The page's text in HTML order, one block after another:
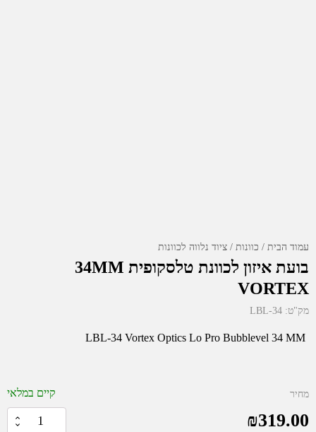
עמוד הבית כוונות ציוד נלווה לכוונות
בועת איזון לכוונת טלסקופית 34MM
VORTEX
מק"ט: LBL-34
LBL-34 Vortex Optics Lo Pro Bubblevel 34 MM
מחיר
₪319.00
קיים במלאי